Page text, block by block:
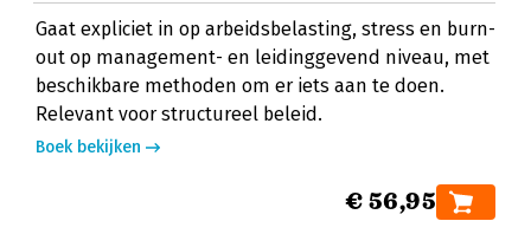
Gaat expliciet in op arbeidsbelasting, stress en burn-
out op management- en leidinggevend niveau, met
beschikbare methoden om er iets aan te doen.
Relevant voor structureel beleid.
Boek bekijken
€ 56,95